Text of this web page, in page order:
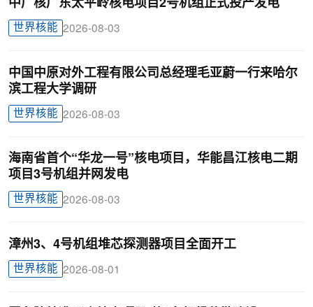
中广核广东太平岭核电项目2号机组正式投产发电
世界核能 2026-08-03
中国中原对外工程有限公司总经理毛亚蔚一行来哈尔
滨工程大学调研
世界核能 2026-08-03
海南省首个“华龙一号”核电项目，华能昌江核电二期
项目3号机组并网发电
世界核能 2026-08-03
漳州3、4号机组堆芯探测器项目全面开工
世界核能 2026-08-01